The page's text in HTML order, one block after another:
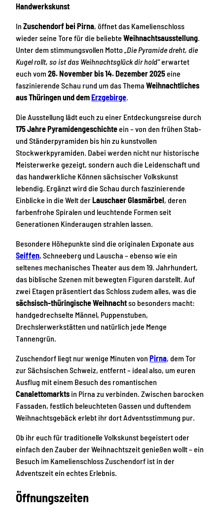
Handwerkskunst
In Zuschendorf bei Pirna, öffnet das Kamelienschloss
wieder seine Tore für die beliebte Weihnachtsausstellung
Unter dem stimmungsvollen Motto „Die Pyramide dreht, die
Kugel rollt, so ist das Weihnachtsglück dir hold“erwartet
euch vom 26. November bis 14. Dezember 2025eine
faszinierende Schau rund um das Thema Weihnachtliches
aus Thüringen und demErzgebirge
Die Ausstellung lädt euch zu einer Entdeckungsreise durch
175 Jahre Pyramidengeschichteein – von den frühen Stab-
und Ständerpyramiden bis hin zu kunstvollen
Stockwerkpyramiden. Dabei werden nicht nur historische
Meisterwerke gezeigt, sondern auch die Leidenschaft und
das handwerkliche Können sächsischer Volkskunst
lebendig. Ergänzt wird die Schau durch faszinierende
Einblicke in die Welt derLauschaer Glasmärbel, deren
farbenfrohe Spiralen und leuchtende Formen seit
Generationen Kinderaugen strahlen lassen.
Besondere Höhepunkte sind die originalen Exponate aus
Seiffen, Schneeberg und Lauscha – ebenso wie ein
seltenes mechanisches Theater aus dem 19. Jahrhundert,
das biblische Szenen mit bewegten Figuren darstellt. Auf
zwei Etagen präsentiert das Schloss zudem alles, was die
sächsisch-thüringische Weihnachtso besonders macht:
handgedrechselte Männel, Puppenstuben,
Drechslerwerkstätten und natürlich jede Menge
Tannengrün.
Zuschendorf liegt nur wenige Minuten von Pirna, dem Tor
zur Sächsischen Schweiz, entfernt – ideal also, um euren
Ausflug mit einem Besuch des romantischen
Canalettomarkts in Pirna zu verbinden. Zwischen barocken
Fassaden, festlich beleuchteten Gassen und duftendem
Weihnachtsgebäck erlebt ihr dort Adventsstimmung pur.
Ob ihr euch für traditionelle Volkskunst begeistert oder
einfach den Zauber der Weihnachtszeit genießen wollt – ein
Besuch im Kamelienschloss Zuschendorf ist in der
Adventszeit ein echtes Erlebnis.
Öffnungszeiten